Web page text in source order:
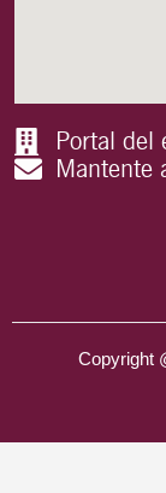
Portal del
Mantente
Copyright